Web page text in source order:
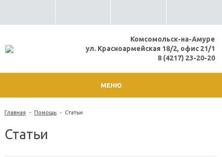
Комсомольск-на-Амуре
ул. Красноармейская 18/2, офис 21/1
8 (4217) 23-20-20
МЕНЮ
Главная - Помощь - Статьи
Статьи